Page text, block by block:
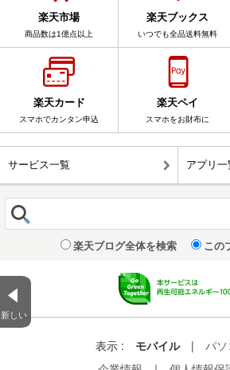
新しい
楽天市場
商品数は1億点以上
楽天ブックス
いつでも全品送料無料
楽天カード
スマホでカンタン申込
楽天ペイ
スマホをお財布に
サービス一覧 アプリ一
楽天ブログ全体を検索 この
表示 : モバイル |
パ